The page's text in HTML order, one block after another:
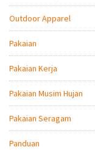
Outdoor Apparel
Pakaian
Pakaian Kerja
Pakaian Musim Hujan
Pakaian Seragam
Panduan